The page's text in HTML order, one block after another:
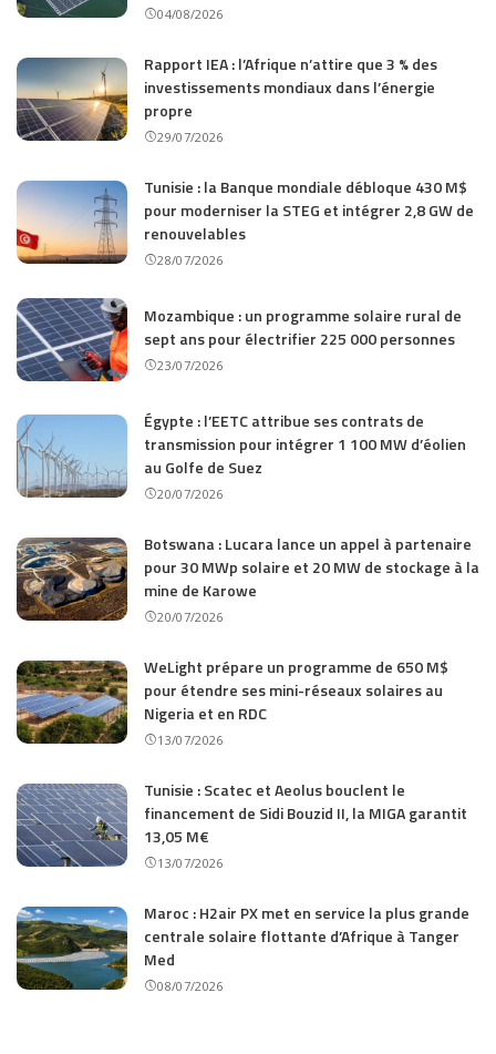
04/08/2026
Rapport IEA : l’Afrique n’attire que 3 % des
investissements mondiaux dans l’énergie
propre
29/07/2026
Tunisie : la Banque mondiale débloque 430 M$
pour moderniser la STEG et intégrer 2,8 GW de
renouvelables
28/07/2026
Mozambique : un programme solaire rural de
sept ans pour électrifier 225 000 personnes
23/07/2026
Égypte : l’EETC attribue ses contrats de
transmission pour intégrer 1 100 MW d’éolien
au Golfe de Suez
20/07/2026
Botswana : Lucara lance un appel à partenaire
pour 30 MWp solaire et 20 MW de stockage à la
mine de Karowe
20/07/2026
WeLight prépare un programme de 650 M$
pour étendre ses mini-réseaux solaires au
Nigeria et en RDC
13/07/2026
Tunisie : Scatec et Aeolus bouclent le
financement de Sidi Bouzid II, la MIGA garantit
13,05 M€
13/07/2026
Maroc : H2air PX met en service la plus grande
centrale solaire flottante d’Afrique à Tanger
Med
08/07/2026